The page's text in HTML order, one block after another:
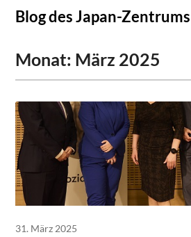
SkipBlog des Japan-Zentrums
Monat: März 2025
31. März 2025